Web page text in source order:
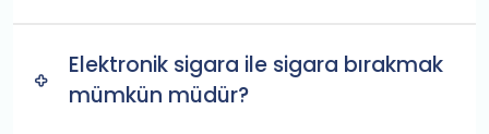
Elektronik sigara ile sigara bırakmak
mümkün müdür?